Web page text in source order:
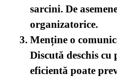
sarcini. De
organizatorice.
Menține o
Discută deschis
eficientă poate